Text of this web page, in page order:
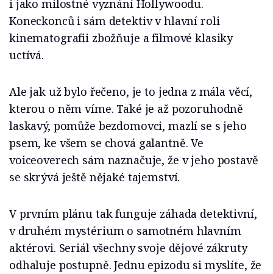
i jako milostné vyznání Hollywoodu.
Koneckonců i sám detektiv v hlavní roli
kinematografii zbožňuje a filmové klasiky
uctívá.
Ale jak už bylo řečeno, je to jedna z mála věcí,
kterou o něm víme. Také je až pozoruhodně
laskavý, pomůže bezdomovci, mazlí se s jeho
psem, ke všem se chová galantně. Ve
voiceoverech sám naznačuje, že v jeho postavě
se skrývá ještě nějaké tajemství.
V prvním plánu tak funguje záhada detektivní,
v druhém mystérium o samotném hlavním
aktérovi. Seriál všechny svoje dějové zákruty
odhaluje postupně. Jednu epizodu si myslíte, že